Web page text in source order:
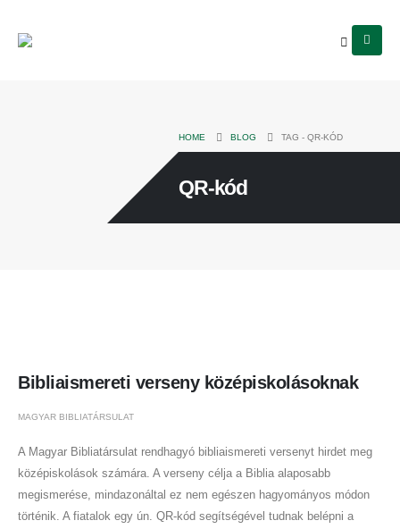
HOME BLOG TAG -QR-KÓD
QR-kód
Bibliaismereti verseny középiskolásoknak
MAGYAR BIBLIATÁRSULAT
A Magyar Bibliatársulat rendhagyó bibliaismereti versenyt hirdet meg
középiskolások számára. A verseny célja a Biblia alaposabb
megismerése, mindazonáltal ez nem egészen hagyományos módon
történik. A fiatalok egy ún. QR-kód segítségével tudnak belépni a